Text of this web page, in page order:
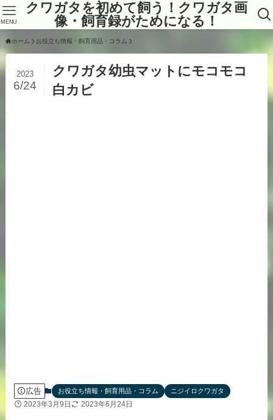
クワガタを初めて飼う！クワガタ画
像・飼育録がためになる！
MENU
ホーム お役立ち情報・飼育用品・コラム
クワガタ幼虫マットにモコモコ
白カビ
2023
6/24
広告 お役立ち情報・飼育用品・コラム ニジイロクワガタ
2023年3月9日 2023年6月24日